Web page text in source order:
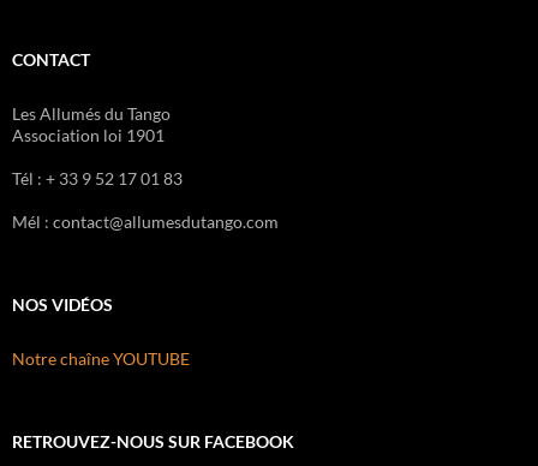
CONTACT
Les Allumés du Tango
Association loi 1901
Tél : + 33 9 52 17 01 83
Mél : contact@allumesdutango.com
NOS VIDÉOS
Notre chaîne YOUTUBE
RETROUVEZ-NOUS SUR FACEBOOK